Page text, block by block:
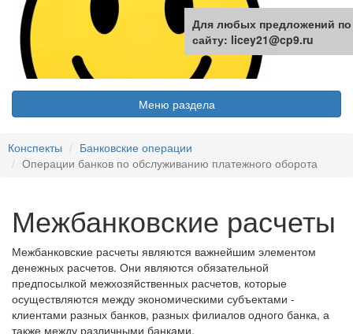
Меню раздела
Конспекты
Банковские операции
Операции банков по обслуживанию платежного оборота
Межбанковские расчеты
Межбанковские расчеты являются важнейшим элементом
денежных расчетов. Они являются обязательной
предпосылкой межхозяйственных расчетов, которые
осуществляются между экономическими субъектами -
клиентами разных банков, разных филиалов одного банка, а
также между различными банками.
Для любых предложений по
сайту: licey21@cp9.ru